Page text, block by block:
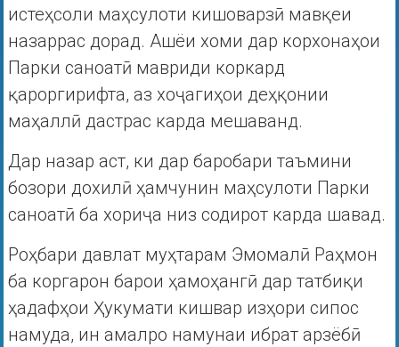
истеҳсоли маҳсулоти кишоварзӣ мавқеи
назаррас дорад. Ашёи хоми дар корхонаҳои
Парки саноатӣ мавриди коркард
қароргирифта, аз хоҷагиҳои деҳқонии
маҳаллӣ дастрас карда мешаванд.
Дар назар аст, ки дар баробари таъмини
бозори дохилӣ ҳамчунин маҳсулоти Парки
саноатӣ ба хориҷа низ содирот карда шавад.
Роҳбари давлат муҳтарам Эмомалӣ Раҳмон
ба коргарон барои ҳамоҳангӣ дар татбиқи
ҳадафҳои Ҳукумати кишвар изҳори сипос
намуда, ин амалро намунаи ибрат арзёбӣ